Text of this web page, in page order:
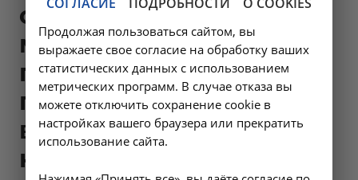
скорой
медицинской
помощи с
применением
внутривенного
капельного
Продолжая пользоваться сайтом, вы
выражаете свое согласие на обработку ваших
статистических данных с использованием
метрических программ. В случае отказа вы
можете отключить сохранение cookie в
настройках вашего браузера или прекратить
использование сайта.